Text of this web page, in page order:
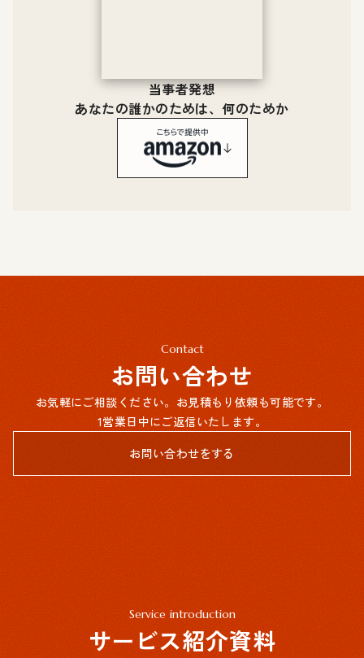
当事者発想
あなたの誰かのためは、何のためか
Contact
お問い合わせ
お気軽にご相談ください。お見積もり依頼も可能です。
1営業日中にご返信いたします。
お問い合わせをする
Service introduction
サービス紹介資料